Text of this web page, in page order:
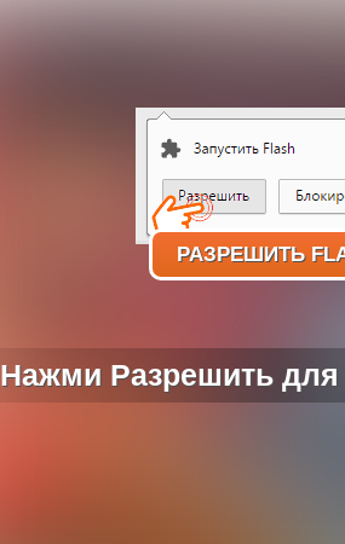
РАЗРЕШИТЬ
Нажми Разрешить для